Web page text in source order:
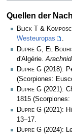
Quellen der
Blick T &
Westeuropas
.
Dupre G, El
d'Algérie.
Dupre G (2018):
(Scorpiones:
Dupre G (2021):
1815
Dupre G (2021):
13–17.
Dupre G (2024):